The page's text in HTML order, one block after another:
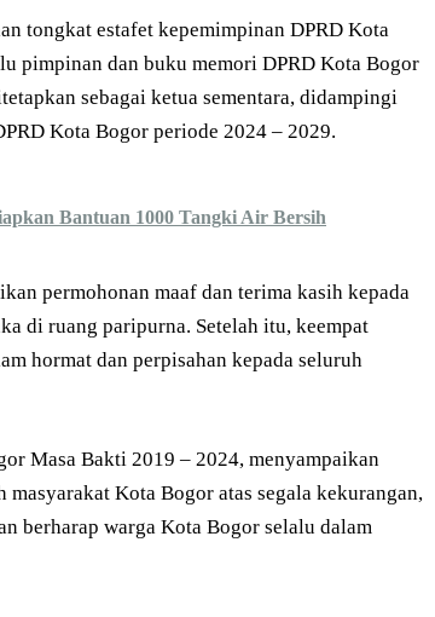
tongkat estafet kepemimpinan DPRD Kota
pimpinan dan buku memori DPRD Kota Bogor
sebagai ketua sementara, didampingi
Kota Bogor periode 2024 – 2029.
Bantuan 1000 Tangki Air Bersih
permohonan maaf dan terima kasih kepada
di ruang paripurna. Setelah itu, keempat
hormat dan perpisahan kepada seluruh
Masa Bakti 2019 – 2024, menyampaikan
masyarakat Kota Bogor atas segala kekurangan,
berharap warga Kota Bogor selalu dalam